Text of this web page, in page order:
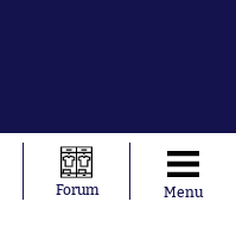
Forum Menu